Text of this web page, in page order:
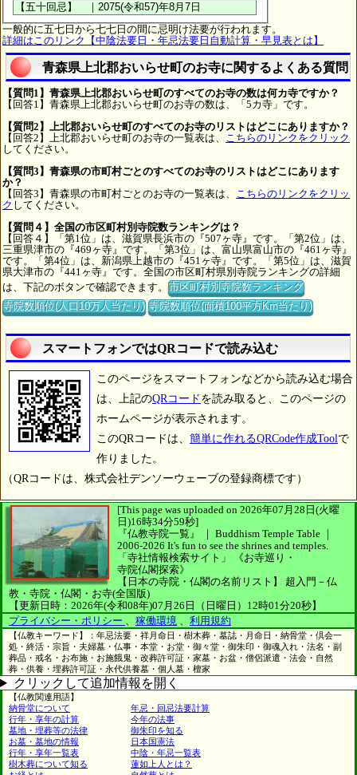
一般的に五七日から七七日の間に忌明け法要が行われます。
詳細はこのリンク【中陰法要日・年忌法要日自動計算・早見表とは】
青森県上北郡おいらせ町のお寺に関するよくある質問
【質問1】青森県上北郡おいらせ町のすべてのお寺の数は何カ寺ですか？
【回答1】青森県上北郡おいらせ町のお寺の数は、「5カ寺」です。
【質問2】上北郡おいらせ町のすべてのお寺のリストはどこにありますか？
【回答2】上北郡おいらせ町のお寺の一覧表は、 こちらのリンクをクリック
してください。
【質問3】青森県の市町村ごとのすべてのお寺のリストはどこにあります
か？
【回答3】青森県の市町村ごとのお寺の一覧表は、 こちらのリンクをクリッ
ク してください。
【質問４】全国の市区町村別寺院数ランキングは？
【回答４】「第1位」は、滋賀県長浜市の『507ヶ寺』です。「第2位」は、
三重県津市の『469ヶ寺』です。「第3位」は、富山県富山市の『461ヶ寺』
です。「第4位」は、新潟県上越市の『451ヶ寺』です。「第5位」は、滋賀
県大津市の『441ヶ寺』です。全国の市区町村県別寺院ランキングの詳細
は、下記のボタンで確認できます。市区町村別寺院数ランキング
寺院数順位(人口10万人当たり) 寺院数順位(面積100平方Km当たり)
スマートフォンではQRコードで読み込む
このページをスマートフォンなどから読み込む場合
は、上記のQRコード を読み取ると、このページの
ホームページが表示されます。
このQRコードは、 簡単に作れるQRCode作成Toolで
作りました。
（QRコードは、株式会社デンソーウェーブの登録商標です）
[This page was uploaded on 2026年07月28日(火曜
日)16時34分59秒]
『仏教寺院一覧』 ｜ Buddhism Temple Table ｜
2006-2026 It's fun to see the shrines and temples.
「寺社情報検索サイト」
《お寺巡り・
寺院仏閣探索》
【日本の寺院・仏閣の名前リスト】
超入門－仏
教・寺院・仏閣・お寺(全国版)
【更新日時：2026年(令和08年)07月26日（日曜日）12時01分20秒】
プライバシー・ポリシー 、 稼働環境 、 利用規約
【仏教キーワード】：年忌法要・祥月命日・樹木葬・墓誌・月命日・納骨堂・倶会一
処・終活・宗旨・夫婦墓・仏事・本堂・お堂・御々堂・御朱印・御魂入れ・法名・副
葬品・戒名・お布施・お施餓鬼・改葬許可証・家墓・お盆・僧侶派遣・法会・自然
葬・供養・埋葬許可証・永代供養墓・個人墓・檀家
クリックして追加情報を開く
【仏教関連用語】
納骨堂について
年忌・回忌法要計算
行年・享年の計算
今年の法事
墓地・埋葬等の法律
御朱印を知る
お墓・墓地の情報
日本国憲法
行年・享年一覧表
中陰・年忌一覧表
樹木葬について知る
蓮如上人とは？